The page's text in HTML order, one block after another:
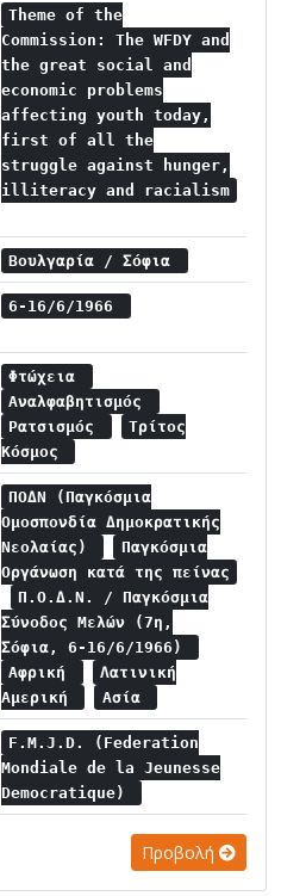
Theme of the
Commission: The WFDY and
the great social and
economic problems
affecting youth today,
first of all the
struggle against hunger,
illiteracy and racialism
Βουλγαρία / Σόφια
6-16/6/1966
Φτώχεια
Αναλφαβητισμός
Ρατσισμός
Τρίτος
Κόσμος
ΠΟΔΝ (Παγκόσμια
Ομοσπονδία Δημοκρατικής
Νεολαίας)
Παγκόσμια
Οργάνωση κατά της πείνας
Π.Ο.Δ.Ν. / Παγκόσμια
Σύνοδος Μελών (7η,
Σόφια, 6-16/6/1966)
Αφρική
Λατινική
Αμερική
Ασία
F.M.J.D. (Federation
Mondiale de la Jeunesse
Democratique)
Προβολή